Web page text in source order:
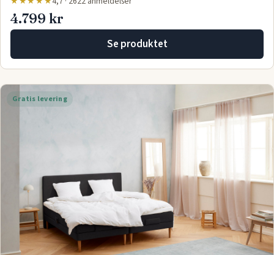
4.799 kr
Se produktet
Gratis levering